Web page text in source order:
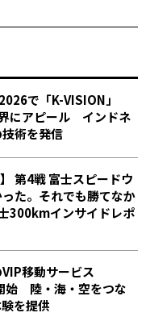
で「K-VISION」
界にアピール インドネ
術を発信
第4戦 富士スピードウ
た。それでも勝てなか
士300kmインサイドレポ
VIP移動サービス
始 陸・海・空をつな
を提供